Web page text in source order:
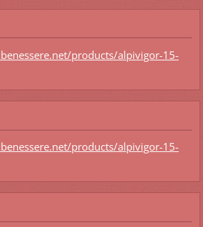
products/alpivigor-15-
products/alpivigor-15-